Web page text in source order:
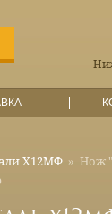
Х12МФ » Нож